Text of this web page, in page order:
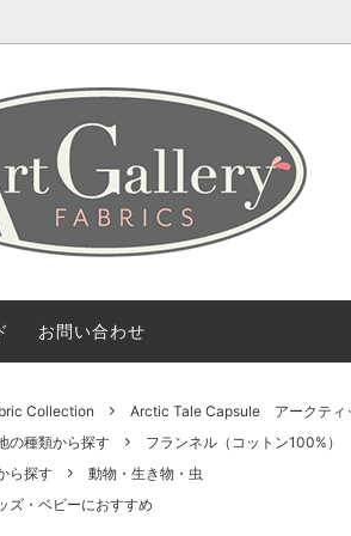
Fabric
ットクロスのセット)
FARICSの海外情報 【無料
紹介
ご利用
お問い合わせ
Collection
Arctic Tale Capsule アークテ
の種類から探す
フランネル（コットン100%）
ら探す
動物・生き物・虫
ズ・ベビーにおすすめ